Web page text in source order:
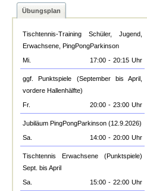
Übungsplan
Tischtennis-Training Schüler, Jugend,
Erwachsene, PingPongParkinson
Mi.
17:00 - 20:15 Uhr
ggf. Punktspiele (September bis April,
vordere Hallenhälfte)
Fr.
20:00 - 23:00 Uhr
Jubiläum PingPongParkinson (12.9.2026)
Sa.
14:00 - 20:00 Uhr
Tischtennis Erwachsene (Punktspiele)
Sept. bis April
Sa.
15:00 - 22:00 Uhr